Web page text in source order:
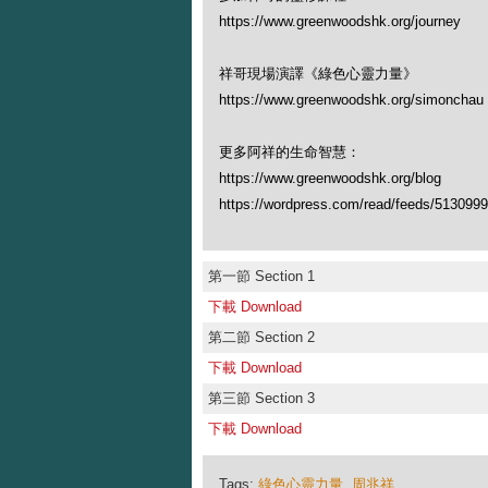
https://www.greenwoodshk.org/journey
祥哥現場演譯《綠色心靈力量》
https://www.greenwoodshk.org/
更多阿祥的生命智慧：
https://www.greenwoodshk.org/blog
https://wordpress.com/read/feeds/
第一節 Section 1
下載 Download
第二節 Section 2
下載 Download
第三節 Section 3
下載 Download
Tags: 綠色心靈力量, 周兆祥